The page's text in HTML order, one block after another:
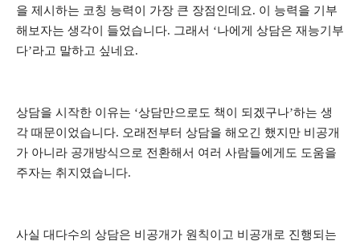
을 제시하는 코칭 능력이 가장 큰 장점인데요. 이 능력을 기부
해보자는 생각이 들었습니다. 그래서 ‘나에게 상담은 재능기부
다’라고 말하고 싶네요.
상담을 시작한 이유는 ‘상담만으로도 책이 되겠구나’하는 생
각 때문이었습니다. 오래전부터 상담을 해오긴 했지만 비공개
가 아니라 공개방식으로 전환해서 여러 사람들에게도 도움을
주자는 취지였습니다.
사실 대다수의 상담은 비공개가 원칙이고 비공개로 진행되는